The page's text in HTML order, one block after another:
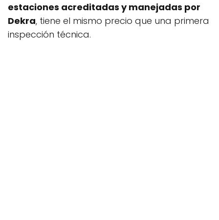
estaciones acreditadas y manejadas por
Dekra, tiene el mismo precio que una primera
inspección técnica.